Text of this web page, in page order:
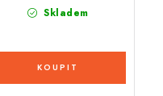
Skladem